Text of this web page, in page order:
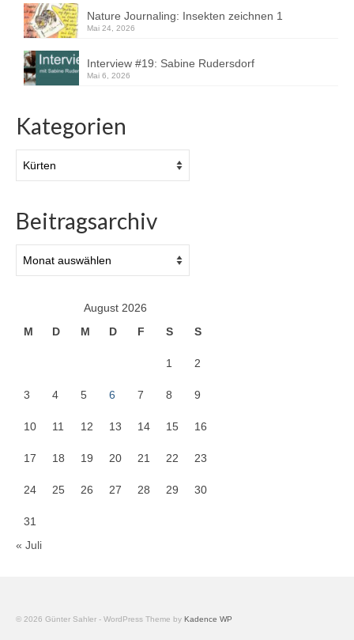
Nature Journaling: Insekten zeichnen 1
Mai 24, 2026
Interview #19: Sabine Rudersdorf
Mai 6, 2026
Kategorien
Beitragsarchiv
August 2026
M
D M D F S S
1 2
3 4 5 6 7 8 9
10 11 12 13 14 15 16
17 18 19 20 21 22 23
24 25 26 27 28 29 30
31
« Juli
© 2026 Günter Sahler - WordPress Theme by Kadence WP